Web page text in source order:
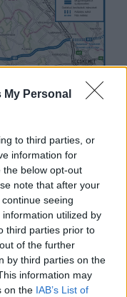
Personal
to third parties, or
information for
the below opt-out
note that after your
seeing
utilized by
third parties prior to
of the further
by third parties on the
information may
on the IAB’s List of
M5-ös Kecskeméttől
enyhíteni, de a
az M5-ös
déli szakaszairól
hírek. Ebbe
Románia felől
jelentősen
(ahogy az a fenti